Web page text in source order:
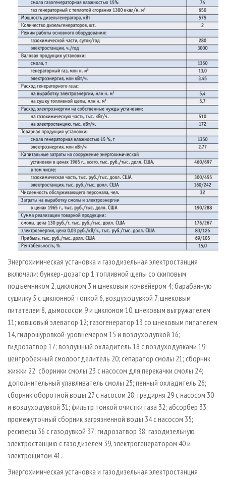
Энергохимическая установка и газодизельная электростанция
включали: бункер-дозатор 1 топливной щепы со скиповым
подъемником 2, циклоном 3 и шнековым конвейером 4; барабанную
сушилку 5 с циклонной топкой 6, воздуходувкой 7, шнековым
питателем 8, дымососом 9 и циклоном 10, шнековым выгружателем
11; ковшовый элеватор 12; газогенератор 13 со шнековым питателем
14, гидрошуровкой-уровнемером 15 и воздуходувкой 16;
гидрозатвор 17; воздушный охладитель 18 с воздуходувками 19;
центробежный смолоотделитель 20; сепаратор смолы 21; сборник
жижки 22; сборники смолы 23 с насосом для перекачки смолы 24;
дополнительный улавливатель смолы 25; пенный охладитель 26;
сборник оборотной воды 27 с насосом 28; градирня 29 с насосом 30
и воздуходувкой 31; фильтр тонкой очистки газа 32; абсорбер 33;
промежуточный сборник загрязненной воды 34 с насосом 35;
ресиверы 36 с газодувкой 37; гидрозатвор 38; газодизельную
электростанцию с газодизелем 39, электрогенератором 40 и
электрощитом 41.
Энергохимическая установка и газодизельная электростанция